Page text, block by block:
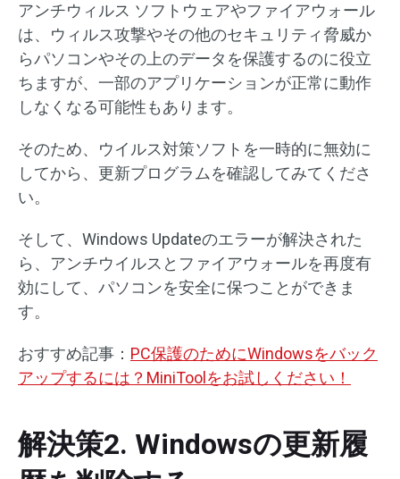
アンチウィルス ソフトウェアやファイアウォール
は、ウィルス攻撃やその他のセキュリティ脅威か
らパソコンやその上のデータを保護するのに役立
ちますが、一部のアプリケーションが正常に動作
しなくなる可能性もあります。
そのため、ウイルス対策ソフトを一時的に無効に
してから、更新プログラムを確認してみてくださ
い。
そして、Windows Updateのエラーが解決された
ら、アンチウイルスとファイアウォールを再度有
効にして、パソコンを安全に保つことができま
す。
おすすめ記事： PC保護のためにWindowsをバック
アップするには？MiniToolをお試しください！
解決策2. Windowsの更新履